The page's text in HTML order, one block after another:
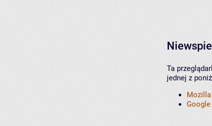
Ta
jednej z